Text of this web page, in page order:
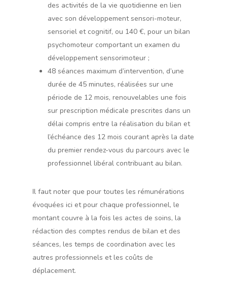
des activités de la vie quotidienne en lien
avec son développement sensori-moteur,
sensoriel et cognitif, ou 140 €, pour un bilan
psychomoteur comportant un examen du
développement sensorimoteur ;
48 séances maximum d’intervention, d’une
durée de 45 minutes, réalisées sur une
période de 12 mois, renouvelables une fois
sur prescription médicale prescrites dans un
délai compris entre la réalisation du bilan et
l’échéance des 12 mois courant après la date
du premier rendez-vous du parcours avec le
professionnel libéral contribuant au bilan.
Il faut noter que pour toutes les rémunérations
évoquées ici et pour chaque professionnel, le
montant couvre à la fois les actes de soins, la
rédaction des comptes rendus de bilan et des
séances, les temps de coordination avec les
autres professionnels et les coûts de
déplacement.